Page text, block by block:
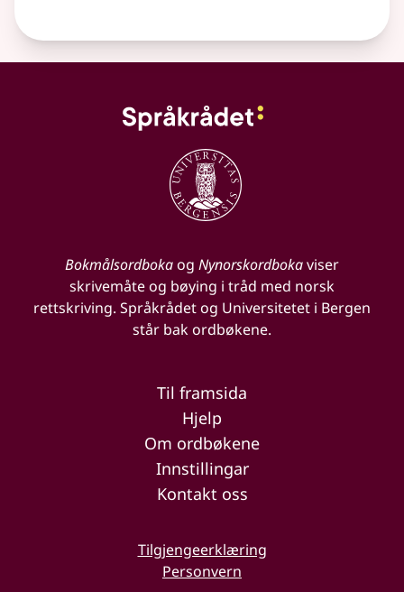
Bokmålsordbokaog Nynorskordbokaviser
skrivemåte og bøying i tråd med norsk
rettskriving. Språkrådet og Universitetet i Bergen
står bak ordbøkene.
Til framsida
Hjelp
Om ordbøkene
Innstillingar
Kontakt oss
Tilgjengeerklæring
Personvern